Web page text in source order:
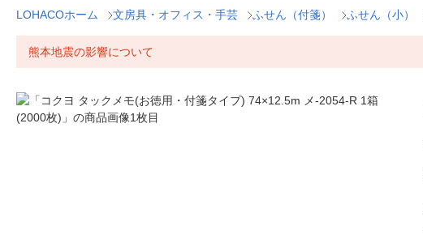
LOHACOホーム 文房具・オフィス・手芸 ふせん（付箋） ふせん（小）
熊本地震の影響について